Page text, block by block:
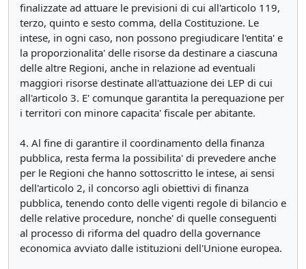
finalizzate ad attuare le previsioni di cui all'articolo 119,
terzo, quinto e sesto comma, della Costituzione. Le
intese, in ogni caso, non possono pregiudicare l'entita' e
la proporzionalita' delle risorse da destinare a ciascuna
delle altre Regioni, anche in relazione ad eventuali
maggiori risorse destinate all'attuazione dei LEP di cui
all'articolo 3. E' comunque garantita la perequazione per
i territori con minore capacita' fiscale per abitante.
4. Al fine di garantire il coordinamento della finanza
pubblica, resta ferma la possibilita' di prevedere anche
per le Regioni che hanno sottoscritto le intese, ai sensi
dell'articolo 2, il concorso agli obiettivi di finanza
pubblica, tenendo conto delle vigenti regole di bilancio e
delle relative procedure, nonche' di quelle conseguenti
al processo di riforma del quadro della governance
economica avviato dalle istituzioni dell'Unione europea.